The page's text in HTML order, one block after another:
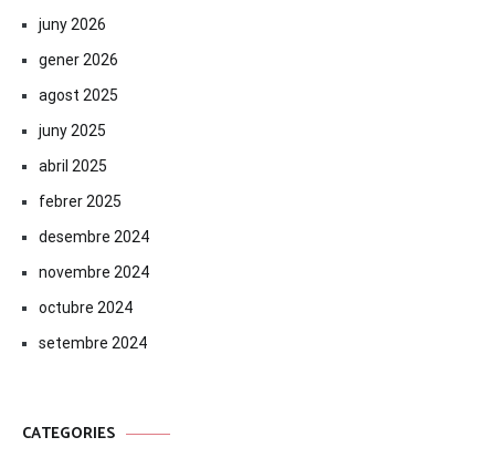
juny 2026
gener 2026
agost 2025
juny 2025
abril 2025
febrer 2025
desembre 2024
novembre 2024
octubre 2024
setembre 2024
CATEGORIES